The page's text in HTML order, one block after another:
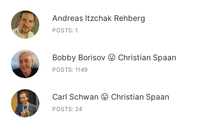
Andreas Itzchak Rehberg
POSTS: 1
Bobby Borisov 😛 Christian Spaan
POSTS: 1149
Carl Schwan 😛 Christian Spaan
POSTS: 24